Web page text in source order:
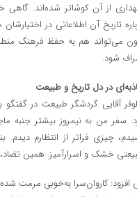
از آن کوشاتر شده‌اند.
تاریخ آن اطلاعاتی در
می‌تواند هم به حفظ فرهنگ
شود.
در دل تاریخ و طبیعت
آقایی گردشگر طبیعت در گفتگو
سفر من به نیمروز بیشتر جنبه
چیزی فراتر از انتظارم
خشک و اسرارآمیز. همین
افزود: کاروان‌سرا به‌خوبی مرمت شده